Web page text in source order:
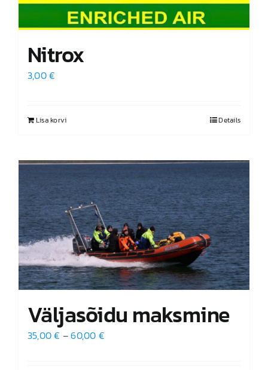
Nitrox
3,00€
Lisa korvi Details
Väljasõidu maksmine
35,00€ –60,00 €